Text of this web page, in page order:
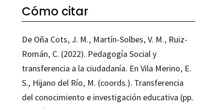
Cómo citar
De Oña Cots, J. M., Martín-Solbes, V. M., Ruiz-
Román, C. (2022). Pedagogía Social y
transferencia a la ciudadanía. En Vila Merino, E.
S., Hijano del Río, M. (coords.). Transferencia
del conocimiento e investigación educativa (pp.